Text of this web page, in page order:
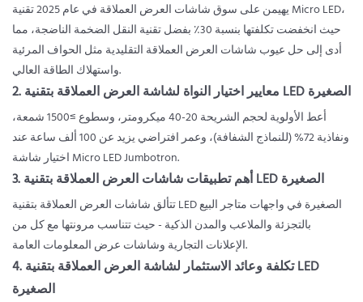
يهيمن على سوق شاشات العرض العملاقة في عام 2025 تقنية Micro LED،
حيث انخفضت تكلفتها بنسبة 30٪ بفضل تقنية النقل الضخمة الناضجة، مما
أدى إلى حل عيوب شاشات العرض العملاقة التقليدية مثل الحواف المرئية
واستهلاك الطاقة العالي.
2. معايير اختيار النواة لشاشة العرض العملاقة بتقنية LED الصغيرة
أعط الأولوية لحجم الشريحة 20-40 ميكرومتر، وسطوع ≥1500 شمعة،
ونفاذية 72% (للنماذج الشفافة)، وعمر افتراضي يزيد عن 100 ألف ساعة عند
اختيار شاشة Micro LED Jumbotron.
3. أهم تطبيقات شاشات العرض العملاقة بتقنية LED الصغيرة
تتألق شاشات العرض العملاقة بتقنية LED الصغيرة في واجهات متاجر البيع
بالتجزئة والملاعب والمدن الذكية - حيث تتناسب مرونتها مع كل من
الإعلانات التجارية وشاشات عرض المعلومات العامة.
4. تكلفة وعائد الاستثمار لشاشة العرض العملاقة بتقنية LED
الصغيرة